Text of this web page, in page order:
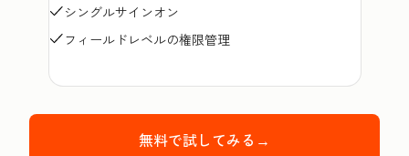
シングルサインオン
フィールドレベルの権限管理
無料で試してみる→